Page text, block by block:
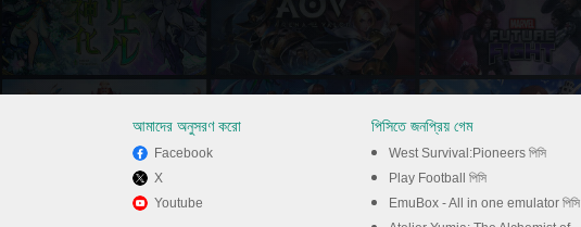
আমাদের অনুসরণ করো
Facebook
X
Youtube
পিসিতে জনপ্রিয় গেম
West Survival:Pioneers পিসি
Play Football পিসি
EmuBox - All in one emulator পিসি